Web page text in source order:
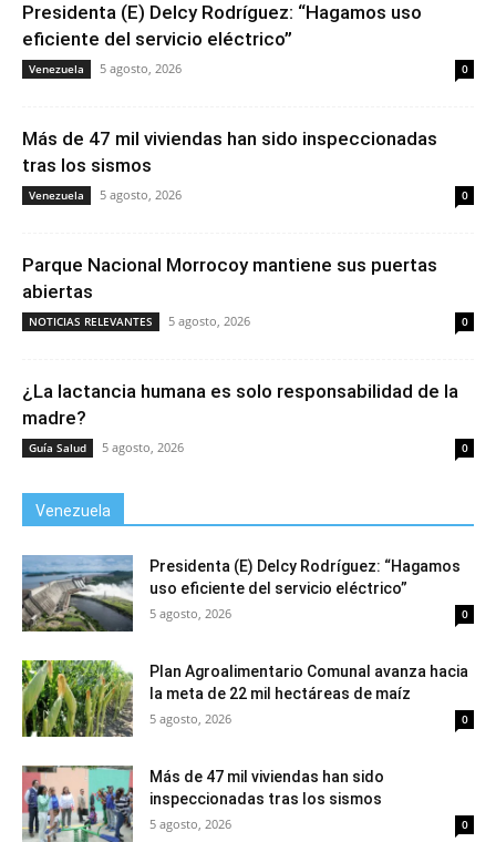
Presidenta (E) Delcy Rodríguez: “Hagamos uso
eficiente del servicio eléctrico”
Venezuela 5 agosto, 2026 0
Más de 47 mil viviendas han sido inspeccionadas
tras los sismos
Venezuela 5 agosto, 2026 0
Parque Nacional Morrocoy mantiene sus puertas
abiertas
NOTICIAS RELEVANTES 5 agosto, 2026 0
¿La lactancia humana es solo responsabilidad de la
madre?
Guía Salud 5 agosto, 2026 0
Venezuela
Presidenta (E) Delcy Rodríguez: “Hagamos
uso eficiente del servicio eléctrico”
5 agosto, 2026 0
Plan Agroalimentario Comunal avanza hacia
la meta de 22 mil hectáreas de maíz
5 agosto, 2026 0
Más de 47 mil viviendas han sido
inspeccionadas tras los sismos
5 agosto, 2026 0